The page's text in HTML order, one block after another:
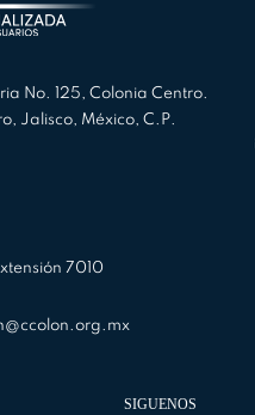
No. 125, Colonia Centro.
Jalisco, México, C.P.
7010
SIGUENOS